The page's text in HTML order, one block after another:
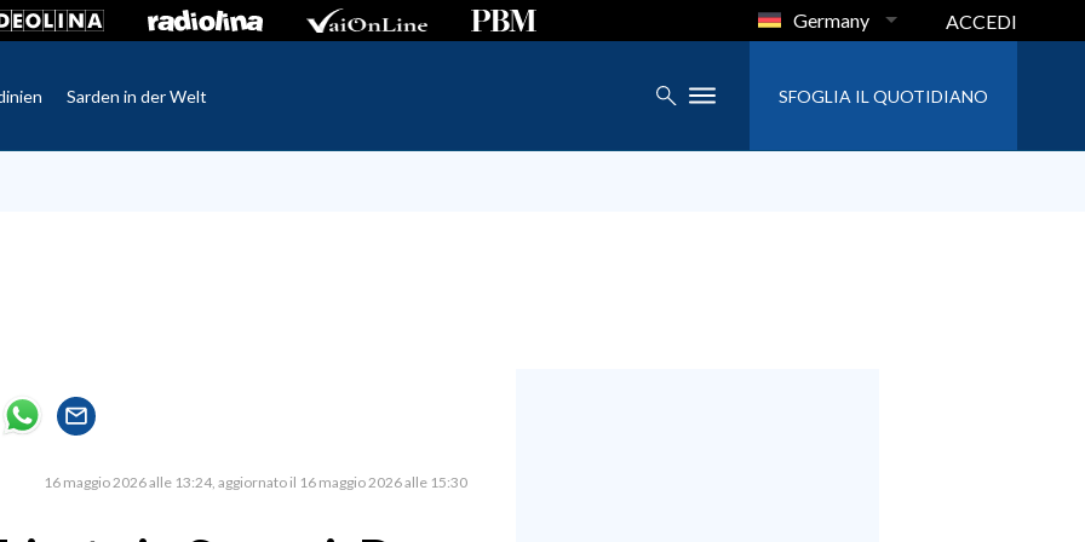
Germany ACCEDI
Sarden in der Welt SFOGLIA IL QUOTIDIANO
16 maggio 2026 alle 13:24 aggiornato il 16 maggio 2026 alle 15:30